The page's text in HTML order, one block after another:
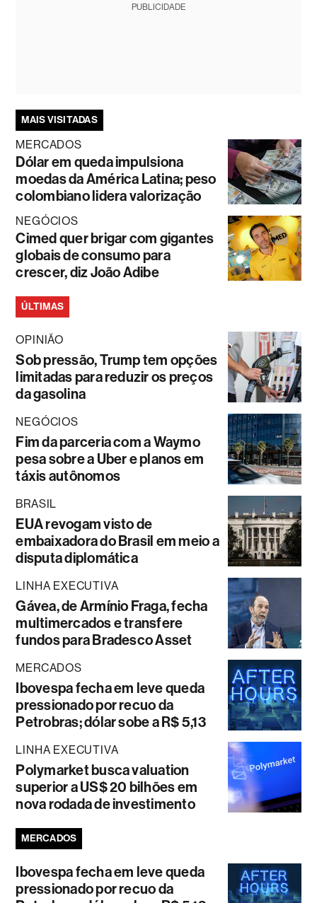
PUBLICIDADE
MAIS VISITADAS
MERCADOS
Dólar em queda impulsiona
moedas da América Latina; peso
colombiano lidera valorização
NEGÓCIOS
Cimed quer brigar com gigantes
globais de consumo para
crescer, diz João Adibe
ÚLTIMAS
OPINIÃO
Sob pressão, Trump tem opções
limitadas para reduzir os preços
da gasolina
NEGÓCIOS
Fim da parceria com a Waymo
pesa sobre a Uber e planos em
táxis autônomos
BRASIL
EUA revogam visto de
embaixadora do Brasil em meio a
disputa diplomática
LINHA EXECUTIVA
Gávea, de Armínio Fraga, fecha
multimercados e transfere
fundos para Bradesco Asset
MERCADOS
Ibovespa fecha em leve queda
pressionado por recuo da
Petrobras; dólar sobe a R$ 5,13
LINHA EXECUTIVA
Polymarket busca valuation
superior a US$ 20 bilhões em
nova rodada de investimento
MERCADOS
Ibovespa fecha em leve queda
pressionado por recuo da